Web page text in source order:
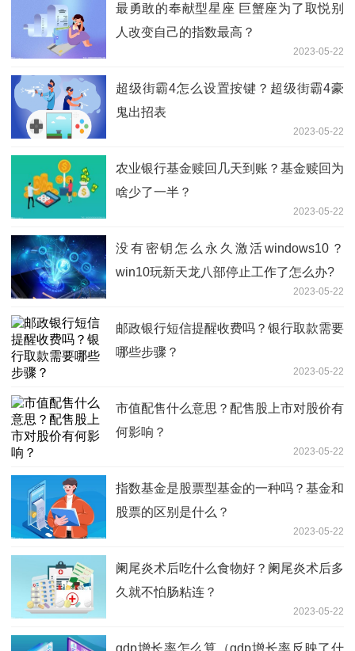
最勇敢的奉献型星座 巨蟹座为了取悦别
人改变自己的指数最高？
2023-05-22
超级街霸4怎么设置按键？超级街霸4豪
鬼出招表
2023-05-22
农业银行基金赎回几天到账？基金赎回为
啥少了一半？
2023-05-22
没有密钥怎么永久激活windows10？
win10玩新天龙八部停止工作了怎么办?
2023-05-22
邮政银行短信提醒收费吗？银行取款需要
哪些步骤？
2023-05-22
市值配售什么意思？配售股上市对股价有
何影响？
2023-05-22
指数基金是股票型基金的一种吗？基金和
股票的区别是什么？
2023-05-22
阑尾炎术后吃什么食物好？阑尾炎术后多
久就不怕肠粘连？
2023-05-22
gdp增长率怎么算（gdp增长率反映了什